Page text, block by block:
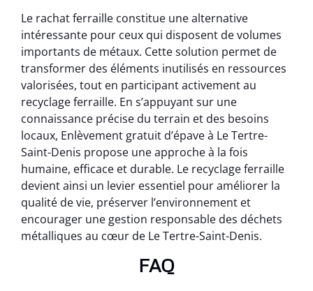
Le rachat ferraille constitue une alternative
intéressante pour ceux qui disposent de volumes
importants de métaux. Cette solution permet de
transformer des éléments inutilisés en ressources
valorisées, tout en participant activement au
recyclage ferraille. En s’appuyant sur une
connaissance précise du terrain et des besoins
locaux, Enlèvement gratuit d’épave à Le Tertre-
Saint-Denis propose une approche à la fois
humaine, efficace et durable. Le recyclage ferraille
devient ainsi un levier essentiel pour améliorer la
qualité de vie, préserver l’environnement et
encourager une gestion responsable des déchets
métalliques au cœur de Le Tertre-Saint-Denis.
FAQ